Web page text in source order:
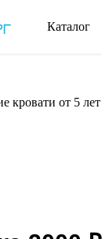
Каталог
кровати от 5 лет